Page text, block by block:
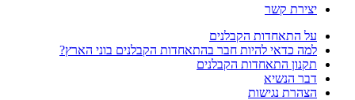
יצירת קשר
על התאחדות הקבלנים
למה כדאי להיות חבר בהתאחדות הקבלנים בוני הארץ?
תקנון התאחדות הקבלנים
דבר הנשיא
הצהרת נגישות